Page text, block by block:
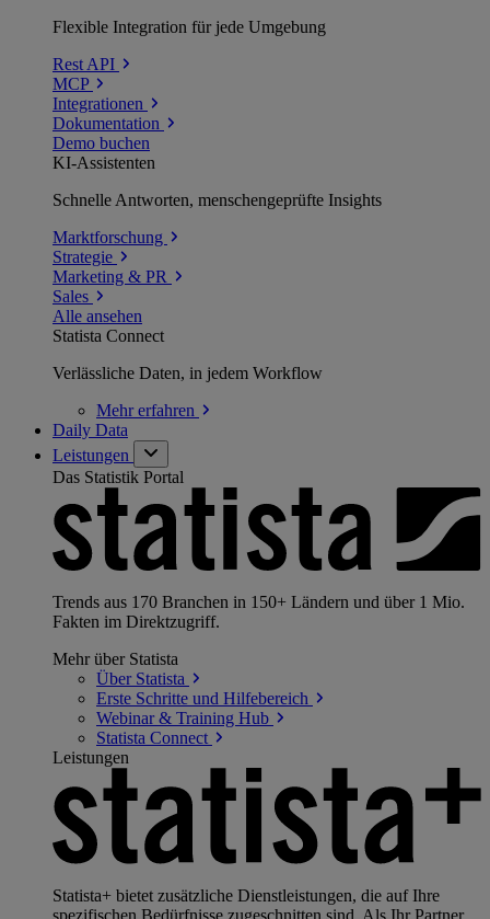
Flexible Integration für jede Umgebung
Rest API
MCP
Integrationen
Dokumentation
Demo buchen
KI-Assistenten
Schnelle Antworten, menschengeprüfte Insights
Marktforschung
Strategie
Marketing & PR
Sales
Alle ansehen
Statista Connect
Verlässliche Daten, in jedem Workflow
Mehrerfahren
Daily Data
Leistungen
Das Statistik Portal
Trends aus 170 Branchen in 150+ Ländern und über 1 Mio.
Fakten im Direktzugriff.
Mehr über Statista
Über Statista
Erste Schritte und Hilfebereich
Webinar & Training Hub
Statista Connect
Leistungen
Statista+ bietet zusätzliche Dienstleistungen, die auf Ihre
spezifischen Bedürfnisse zugeschnitten sind. Als Ihr Partner